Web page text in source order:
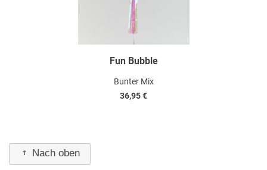
Fun Bubble
Bunter Mix
36,95 €
Nach oben